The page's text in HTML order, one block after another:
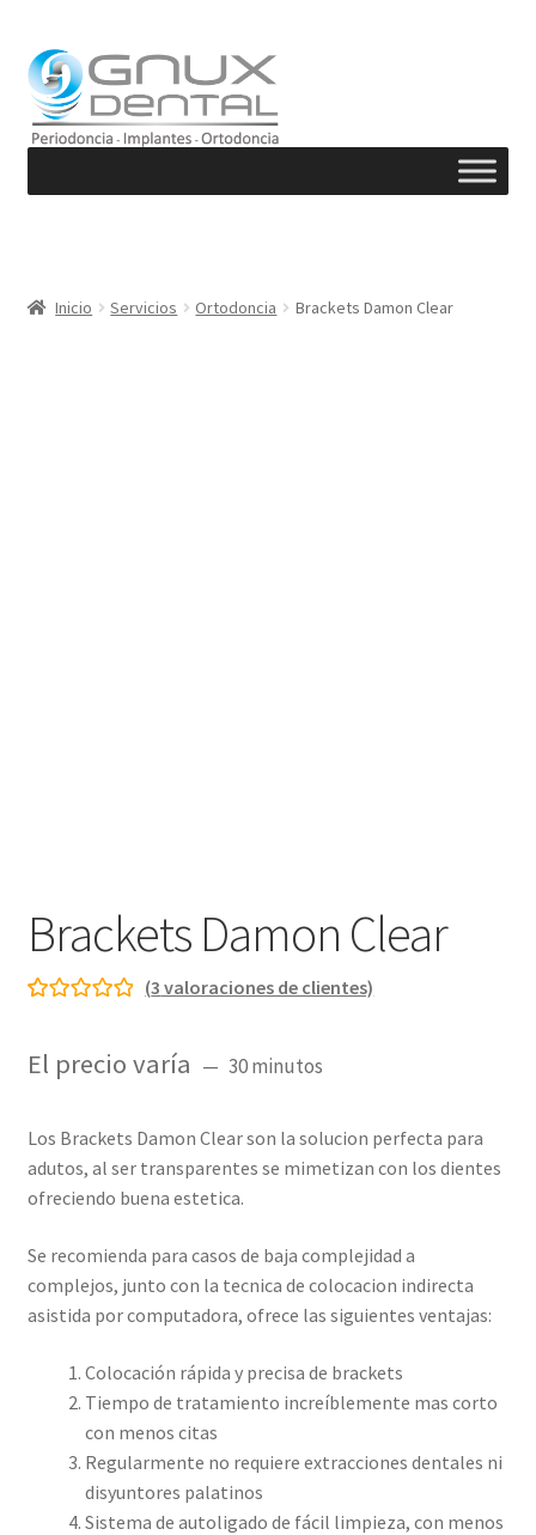
Ir
a
la
navegación
Ir
al
contenido
Inicio Servicios Ortodoncia Brackets Damon Clear
Brackets Damon Clear
base a
de clientes
(3 valoraciones de clientes)
El precio varía 30 minutos
Los Brackets Damon Clear son la solucion perfecta para
adutos, al ser transparentes se mimetizan con los dientes
ofreciendo buena estetica.
Se recomienda para casos de baja complejidad a
complejos, junto con la tecnica de colocacion indirecta
asistida por computadora, ofrece las siguientes ventajas:
Colocación rápida y precisa de brackets
Tiempo de tratamiento increíblemente mas corto
con menos citas
Regularmente no requiere extracciones dentales ni
disyuntores palatinos
Sistema de autoligado de fácil limpieza, con menos